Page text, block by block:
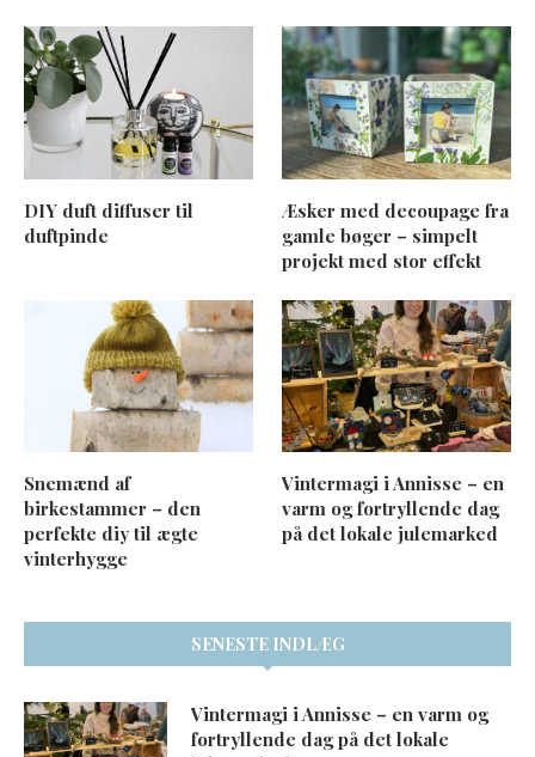
DIY duft diffuser til
duftpinde
Æsker med decoupage fra
gamle bøger – simpelt
projekt med stor effekt
Snemænd af
birkestammer – den
perfekte diy til ægte
vinterhygge
Vintermagi i Annisse – en
varm og fortryllende dag
på det lokale julemarked
SENESTE INDLÆG
Vintermagi i Annisse – en varm og
fortryllende dag på det lokale